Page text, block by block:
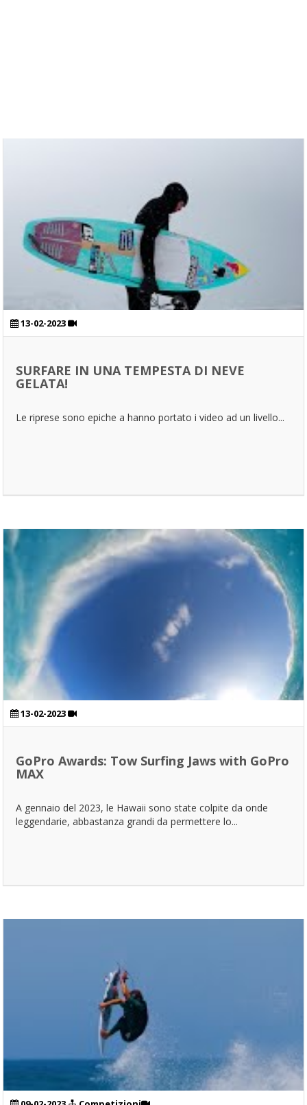
13-02-2023
SURFARE IN UNA TEMPESTA DI NEVE
GELATA!
Le riprese sono epiche a hanno portato i video ad un livello...
13-02-2023
GoPro Awards: Tow Surfing Jaws with GoPro
MAX
A gennaio del 2023, le Hawaii sono state colpite da onde
leggendarie, abbastanza grandi da permettere lo...